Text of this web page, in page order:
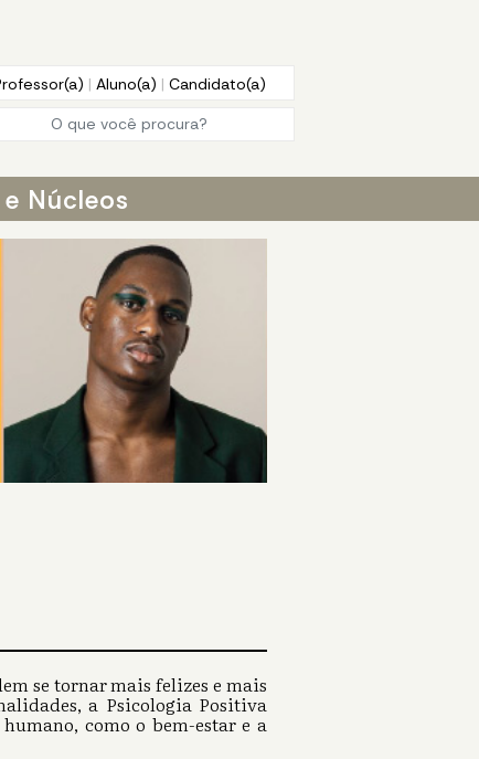
| Aluno(a) | Candidato(a)
Núcleos
se tornar mais felizes e mais
a Psicologia Positiva
como o bem-estar e a